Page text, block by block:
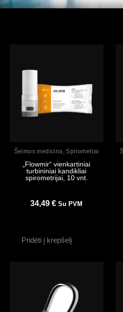
Šeimos medicina,Spirometrai
„Flowmir“ vienkartiniai
turbininiai kandikliai
spirometrijai, 10 vnt.
34,49€ Su PVM
Pridėti į krepšelį